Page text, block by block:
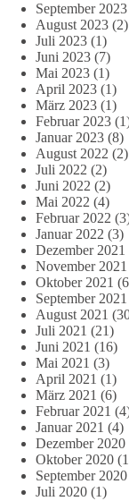
September 2023
August 2023 (2)
Juli 2023 (1)
Juni 2023 (7)
Mai 2023 (1)
April 2023 (1)
März 2023 (1)
Februar 2023
Januar 2023 (8)
August 2022 (2)
Juli 2022 (2)
Juni 2022 (2)
Mai 2022 (4)
Februar 2022
Januar 2022 (3)
Dezember 2021
November 2021
Oktober 2021
September 2021
August 2021
Juli 2021 (21)
Juni 2021 (16)
Mai 2021 (3)
April 2021 (1)
März 2021 (6)
Februar 2021
Januar 2021 (4)
Dezember 2020
Oktober 2020
September 2020
Juli 2020 (1)